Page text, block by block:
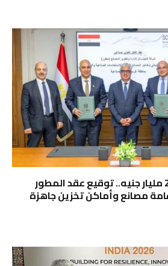
بتكلفة استثمارية 2.4 مليار جنيه.. توقيع عقد المطور
مصانع وأماكن تخزين جاهزة